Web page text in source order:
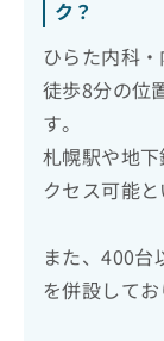
ク？
ひらた内科
徒歩8分の位
す。
札幌駅や地
クセス可能
また、400台
を併設してお